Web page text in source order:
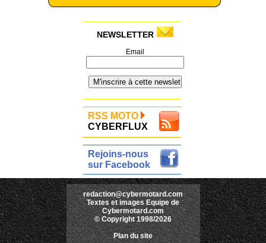
NEWSLETTER
Email
RSS MOTO
CYBERFLUX
Rejoins-nous
sur Facebook
redaction@cybermotard.com
Textes et images Equipe de
Cybermotard.com
© Copyright 1998/2026
Plan du site